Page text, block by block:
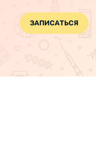
ЗАПИСАТЬСЯ